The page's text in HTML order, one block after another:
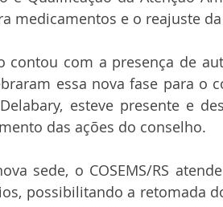
medicamentos e o reajuste
contou com a presença de
essa nova fase para o
esteve presente e
das ações do conselho.
sede, o COSEMS/RS
possibilitando a retomada